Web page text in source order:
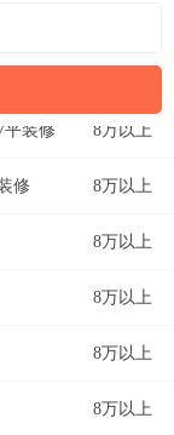
平装修 8万以上
修 8万以上
8万以上
8万以上
8万以上
8万以上